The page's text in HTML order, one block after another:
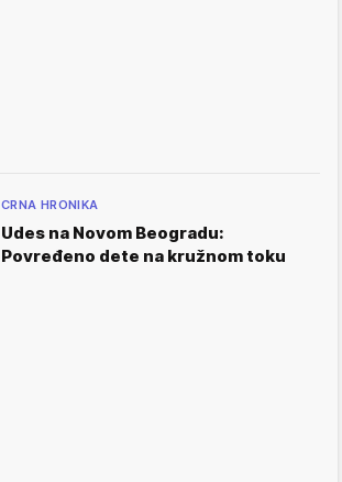
CRNA HRONIKA
Udes na Novom Beogradu:
Povređeno dete na kružnom toku